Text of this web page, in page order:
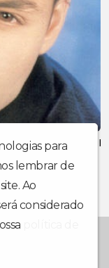
aos 41
para
lembrar de
Ao
considerado